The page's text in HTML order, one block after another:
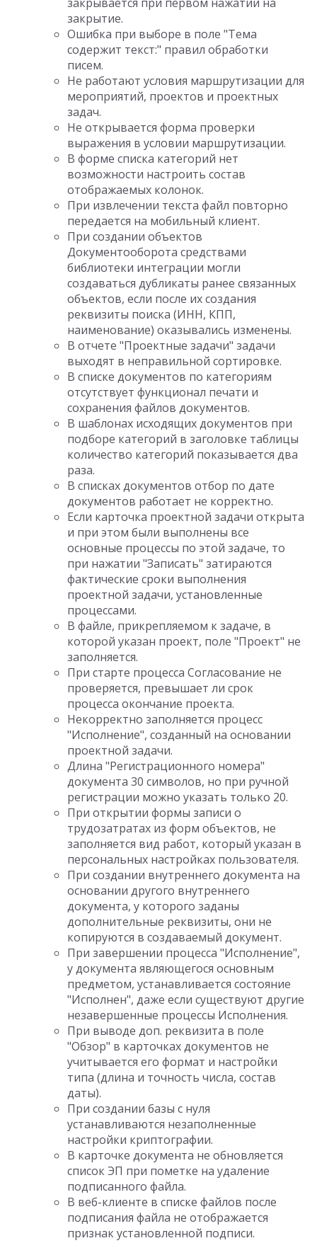
закрытие.
Ошибка при выборе в поле "Тема
содержит текст:" правил обработки
писем.
Не работают условия маршрутизации для
мероприятий, проектов и проектных
задач.
Не открывается форма проверки
выражения в условии маршрутизации.
В форме списка категорий нет
возможности настроить состав
отображаемых колонок.
При извлечении текста файл повторно
передается на мобильный клиент.
При создании объектов
Документооборота средствами
библиотеки интеграции могли
создаваться дубликаты ранее связанных
объектов, если после их создания
реквизиты поиска (ИНН, КПП,
наименование) оказывались изменены.
В отчете "Проектные задачи" задачи
выходят в неправильной сортировке.
В списке документов по категориям
отсутствует функционал печати и
сохранения файлов документов.
В шаблонах исходящих документов при
подборе категорий в заголовке таблицы
количество категорий показывается два
раза.
В списках документов отбор по дате
документов работает не корректно.
Если карточка проектной задачи открыта
и при этом были выполнены все
основные процессы по этой задаче, то
при нажатии "Записать" затираются
фактические сроки выполнения
проектной задачи, установленные
процессами.
В файле, прикрепляемом к задаче, в
которой указан проект, поле "Проект" не
заполняется.
При старте процесса Согласование не
проверяется, превышает ли срок
процесса окончание проекта.
Некорректно заполняется процесс
"Исполнение", созданный на основании
проектной задачи.
Длина "Регистрационного номера"
документа 30 символов, но при ручной
регистрации можно указать только 20.
При открытии формы записи о
трудозатратах из форм объектов, не
заполняется вид работ, который указан в
персональных настройках пользователя.
При создании внутреннего документа на
основании другого внутреннего
документа, у которого заданы
дополнительные реквизиты, они не
копируются в создаваемый документ.
При завершении процесса "Исполнение",
у документа являющегося основным
предметом, устанавливается состояние
"Исполнен", даже если существуют другие
незавершенные процессы Исполнения.
При выводе доп. реквизита в поле
"Обзор" в карточках документов не
учитывается его формат и настройки
типа (длина и точность числа, состав
даты).
При создании базы с нуля
устанавливаются незаполненные
настройки криптографии.
В карточке документа не обновляется
список ЭП при пометке на удаление
подписанного файла.
В веб-клиенте в списке файлов после
подписания файла не отображается
признак установленной подписи.